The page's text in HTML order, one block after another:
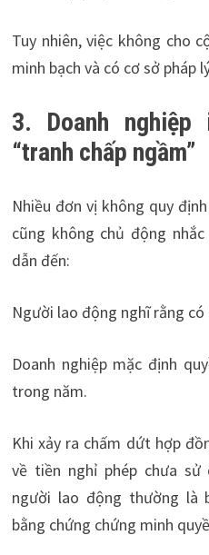
Tuy nhiên, việc không cho
minh bạch và có cơ sở pháp
3. Doanh
“tranh chấp ngầm”
Nhiều đơn vị không quy
cũng không chủ động
dẫn đến:
Người lao động nghĩ rằng
Doanh nghiệp mặc định
trong năm.
Khi xảy ra chấm dứt hợp
về tiền nghỉ phép chưa
người lao động thường là
bằng chứng chứng minh